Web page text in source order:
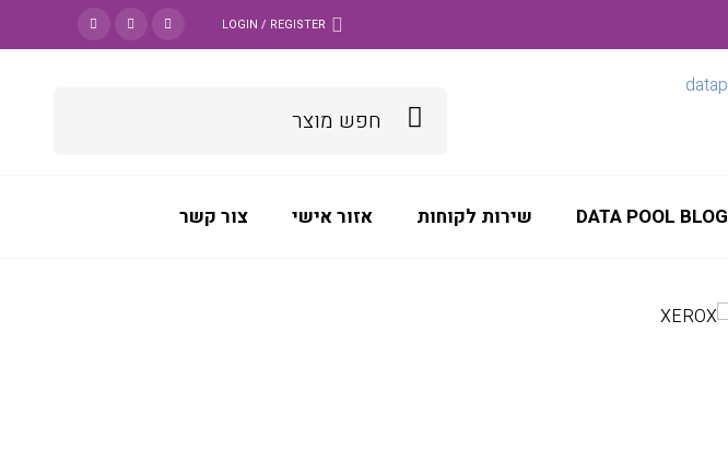
LOGIN / REGISTER
DATA POOL BLOG שירות לקוחות אזור אישי צור קשר